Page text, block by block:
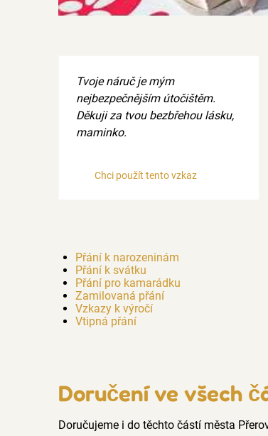
Tvoje náruč je mým
nejbezpečnějším útočištěm.
Děkuji za tvou bezbřehou lásku,
maminko.
Chci použít tento vzkaz
Přání k narozeninám
Přání k svátku
Přání pro kamarádku
Zamilovaná přání
Vzkazy k výročí
Vtipná přání
Doručení ve všech
Doručujeme i do těchto částí města